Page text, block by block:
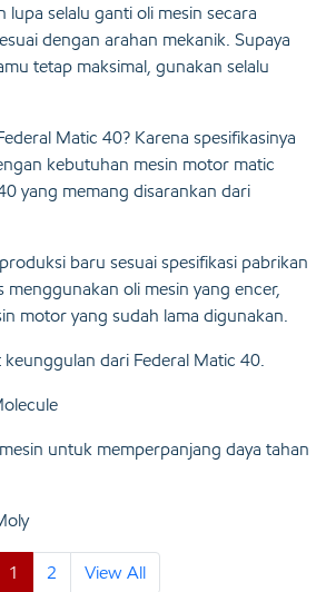
lupa selalu ganti oli mesin secara
dengan arahan mekanik. Supaya
tetap maksimal, gunakan selalu
Matic 40? Karena spesifikasinya
kebutuhan mesin motor matic
yang memang disarankan dari
baru sesuai spesifikasi pabrikan
menggunakan oli mesin yang encer,
motor yang sudah lama digunakan.
dari Federal Matic 40.
untuk memperpanjang daya tahan
1 2 View All